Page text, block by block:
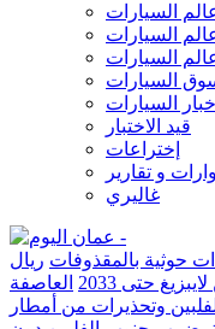
السيارات
السيارات
السيارات
السيارات
أخبار السيارات
قيد الاختبار
إختراعات
و تقارير
غاليري
ريال
حتى 2033
العاصفة
وتحذيرات من أمطار